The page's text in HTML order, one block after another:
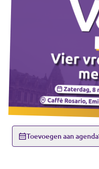
Toevoegen aan agenda